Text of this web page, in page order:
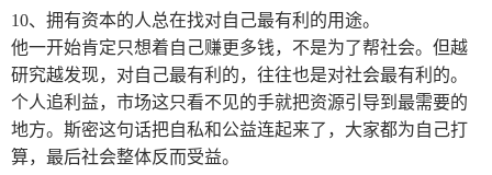
10、拥有资本的人总在找对自己最有利的用途。
他一开始肯定只想着自己赚更多钱，不是为了帮社会。但越
研究越发现，对自己最有利的，往往也是对社会最有利的。
个人追利益，市场这只看不见的手就把资源引导到最需要的
地方。斯密这句话把自私和公益连起来了，大家都为自己打
算，最后社会整体反而受益。